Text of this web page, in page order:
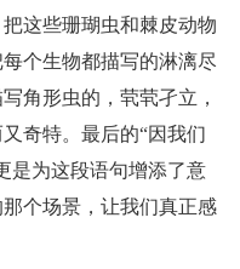
这些珊瑚虫和棘皮动物
个生物都描写的淋漓尽
角形虫的，茕茕孑立，
奇特。最后的“因我们
是为这段语句增添了意
个场景，让我们真正感